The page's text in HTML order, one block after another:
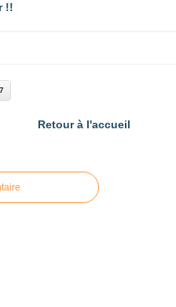
!!
Retour à l'accueil